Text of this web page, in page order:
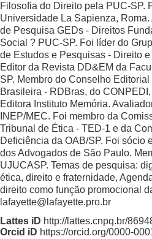
Filosofia do Direito pela PUC-SP.
Universidade La Sapienza,
de Pesquisa GEDs - Direitos
Social ? PUC-SP. Foi líder do
de Estudos e Pesquisas - Direito
Editor da Revista DD&EM da
SP. Membro do Conselho
Brasileira - RDBras, do
Editora Instituto Memória.
INEP/MEC. Foi membro da
Tribunal de Ética - TED-1 e da
Deficiência da OAB/SP. Foi sócio
dos Advogados de São Paulo.
UJUCASP. Temas de pesquisa:
ética, direito e fraternidade,
direito como função promocional
lafayette@lafayette.pro.br
Lattes iD http://lattes.cnpq.br/
Orcid iD https://orcid.org/0000-